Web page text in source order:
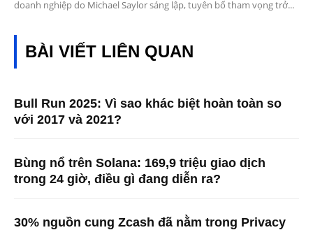
doanh nghiệp do Michael Saylor sáng lập, tuyên bố tham vọng trở...
BÀI VIẾT LIÊN QUAN
Bull Run 2025: Vì sao khác biệt hoàn toàn so
với 2017 và 2021?
Bùng nổ trên Solana: 169,9 triệu giao dịch
trong 24 giờ, điều gì đang diễn ra?
30% nguồn cung Zcash đã nằm trong Privacy